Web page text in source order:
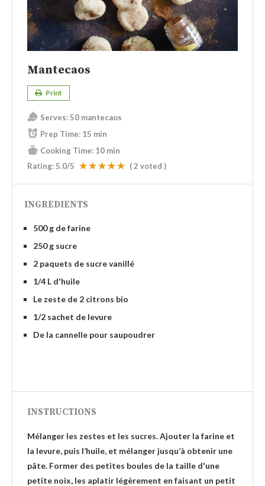
Mantecaos
Print
Serves:50 mantecaos
Prep Time: 15 min
Cooking Time: 10 min
Rating:5.0/5 (2 voted )
INGREDIENTS
500 g de farine
250 g sucre
2 paquets de sucre vanillé
1/4 L d'huile
Le zeste de 2 citrons bio
1/2 sachet de levure
De la cannelle pour saupoudrer
INSTRUCTIONS
Mélanger les zestes et les sucres. Ajouter la farine et
la levure, puis l’huile, et mélanger jusqu’à obtenir une
pâte. Former des petites boules de la taille d'une
petite noix, les aplatir légèrement en faisant un petit